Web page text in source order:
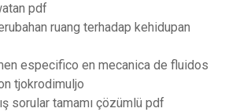
pdf
ruang terhadap kehidupan
especifico en mecanica de fluidos
tjokrodimuljo
sorular tamamı çözümlü pdf